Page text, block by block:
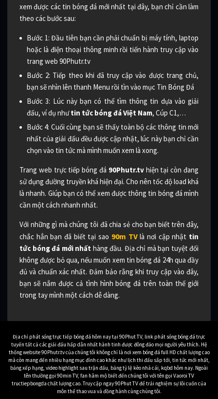
xem được các tin bóng đá mới nhất tại đây, bạn chỉ cần làm
theo các bước sau:
Bước 1: Đầu tiên bạn cần phải chuẩn bị máy tính, laptop
hoặc là điện thoại thông minh rồi tiến hành truy cập vào
trang web 90Phutr.tv
Bước 2: Tiếp theo khi đã truy cập vào được trang chủ,
bạn sẽ nhìn lên thanh Menu rồi tìn vào mục Tin Bóng Đá
Bước 3: Lúc này bạn có thể tìm thông tin dựa vào giải
đấu, ví dụ nhưtin tức bóng đá Việt Nam, Cúp C1,…
Bước 4: Cuối cùng bạn sẽ thấy toàn bộ các thông tin mới
nhất của giải đấu đều được cập nhật, lúc này bạn chỉ cần
chọn vào tin tức mà mình muốn xem là xong.
Trang web trực tiếp bóng đá 90Phutr.tvhiện tại còn đang
sử dụng đường truyền khá hiện đại. Cho nên tốc độ load khá
là nhanh. Giúp bạn có thể xem được thông tin bóng đá mình
cần một cách nhanh nhất.
Với những gì mà chúng tôi đã chia sẻ cho bạn biết trên đây,
chắc hẳn bạn đã biết tại sao 90m TVlà nơi cập nhật tin
tức bóng đá mới nhất hàng đầu. Địa chỉ mà bạn tuyệt đối
không được bỏ qua, nếu muốn xem tin bóng đá 24h qua đầy
đủ và chuẩn xác nhất. Đảm bảo rằng khi truy cập vào đây,
bạn sẽ nắm được cả tình hình bóng đá trên toàn thế giới
trong tay mình một cách dễ dàng.
Địa chỉ phát sóng trực tiếp bóng đá hôm nay tại 90Phut TV, link phát sóng bóng đá trực
tuyến tất cả các giải đấu hấp dẫn nhất hành tinh được đông đảo mọi người yêu thích. Hệ
thống website 90Phutr.tv của chúng tôi không chỉ là nơi xem bóng đá full HD chất lượng cao
mà còn mang đến nhiều hạng mục đỉnh cao khác như lịch thi đấu sắp tới, tin tức mới nhất,
bảng xếp hạng, video highlight sau trận đấu, bảng tỷ lệ kèo nhà cái, kqbd hôm nay. Ngoài
tên thường gọi 90min TV, fan hâm mộ biết đến chúng tôi với tên gọi Vaoroi TV
tructiepbongda chất lượng cao. Truy cập ngay 90Phut TV để trải nghiệm sự lôi cuốn của
môn thể thao vua và đồng hành cùng chúng tôi.